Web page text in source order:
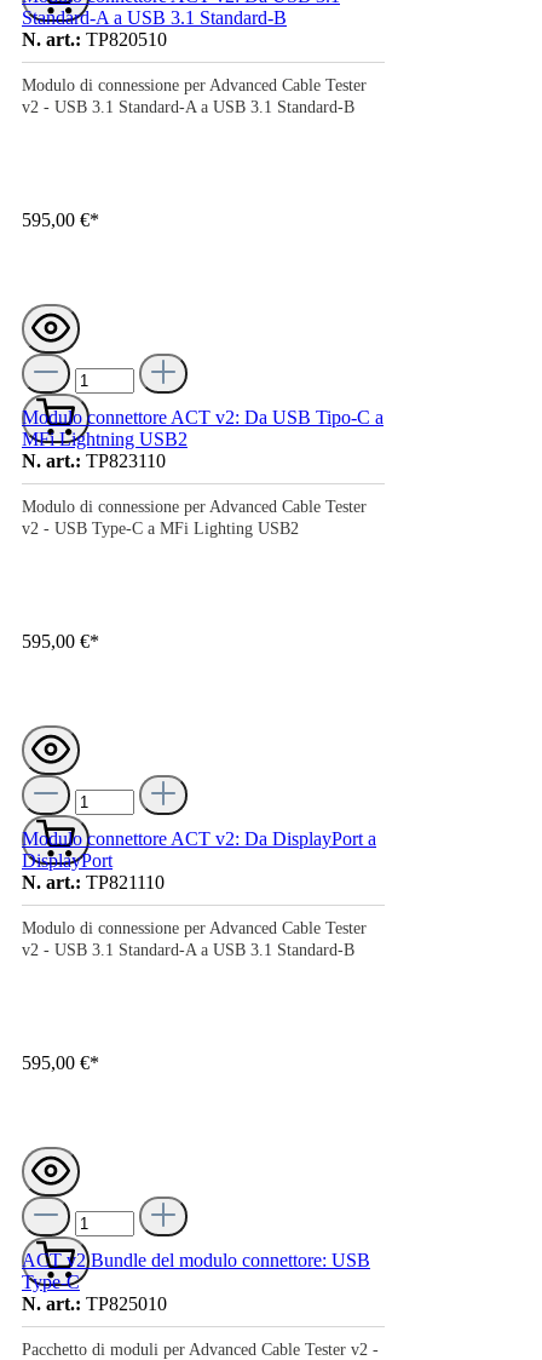
Standard-A a USB 3.1 Standard-B
N. art.: TP820510
Modulo di connessione per Advanced Cable Tester
v2 - USB 3.1 Standard-A a USB 3.1 Standard-B
595,00 €*
Modulo connettore ACT v2: Da USB Tipo-C a
MFi Lightning USB2
N. art.: TP823110
Modulo di connessione per Advanced Cable Tester
v2 - USB Type-C a MFi Lighting USB2
595,00 €*
Modulo connettore ACT v2: Da DisplayPort a
DisplayPort
N. art.: TP821110
Modulo di connessione per Advanced Cable Tester
v2 - USB 3.1 Standard-A a USB 3.1 Standard-B
595,00 €*
ACT v2 Bundle del modulo connettore: USB
Type-C
N. art.: TP825010
Pacchetto di moduli per Advanced Cable Tester v2 -